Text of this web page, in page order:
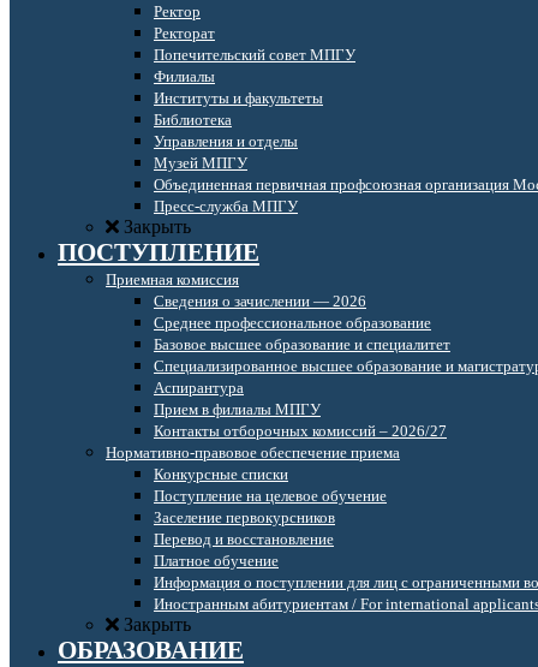
Ректор
Ректорат
Попечительский совет МПГУ
Филиалы
Институты и факультеты
Библиотека
Управления и отделы
Музей МПГУ
Объединенная первичная профсоюзная организация
Пресс-служба МПГУ
Закрыть
ПОСТУПЛЕНИЕ
Приемная комиссия
Сведения о зачислении — 2026
Среднее профессиональное образование
Базовое высшее образование и специалитет
Специализированное высшее образование и
Аспирантура
Прием в филиалы МПГУ
Контакты отборочных комиссий – 2026/27
Нормативно-правовое обеспечение приема
Конкурсные списки
Поступление на целевое обучение
Заселение первокурсников
Перевод и восстановление
Платное обучение
Информация о поступлении для лиц с ограниченными
Иностранным абитуриентам / For international
Закрыть
ОБРАЗОВАНИЕ